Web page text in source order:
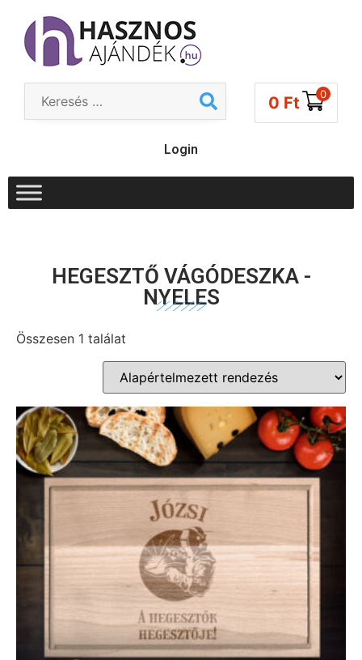
0 Ft 0
Login
HEGESZTŐ VÁGÓDESZKA -
NYELES
Összesen 1 találat